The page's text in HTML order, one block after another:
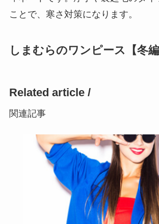
ことで、寒さ対策になります。
しまむらのワンピース【冬
Related article /
関連記事